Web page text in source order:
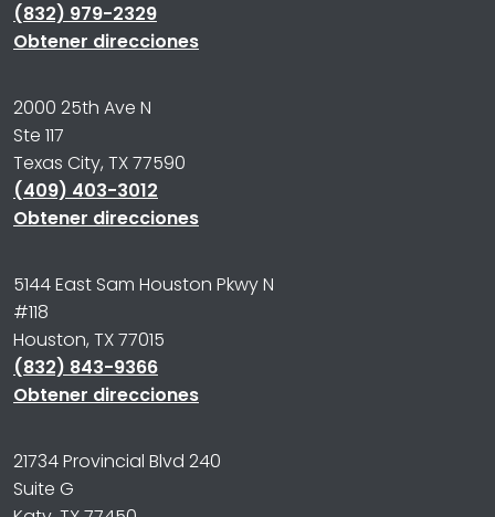
(832) 979-2329
Obtener direcciones
2000 25th Ave N
Ste 117
Texas City, TX 77590
(409) 403-3012
Obtener direcciones
5144 East Sam Houston Pkwy N
#118
Houston, TX 77015
(832) 843-9366
Obtener direcciones
21734 Provincial Blvd 240
Suite G